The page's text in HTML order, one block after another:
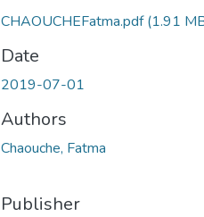
CHAOUCHEFatma.pdf(1.91
Date
2019-07-01
Authors
Chaouche, Fatma
Publisher